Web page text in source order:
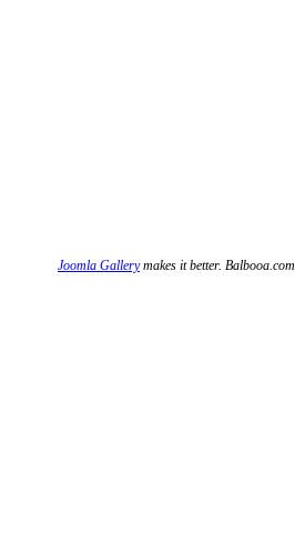
Joomla Gallerymakes it better. Balbooa.com